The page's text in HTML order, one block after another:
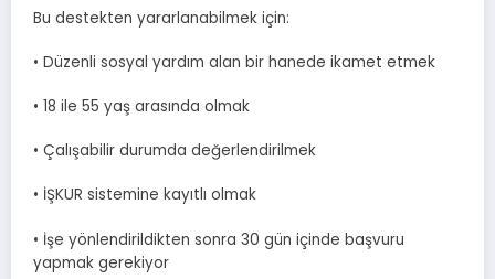
Bu destekten yararlanabilmek için:
• Düzenli sosyal yardım alan bir hanede ikamet etmek
• 18 ile 55 yaş arasında olmak
• Çalışabilir durumda değerlendirilmek
• İŞKUR sistemine kayıtlı olmak
• İşe yönlendirildikten sonra 30 gün içinde başvuru
yapmak gerekiyor